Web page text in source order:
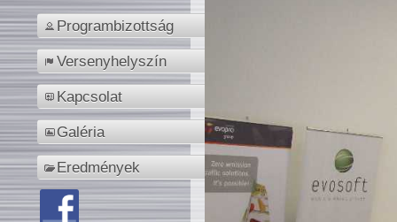
Programbizottság
Versenyhelyszín
Kapcsolat
Galéria
Eredmények